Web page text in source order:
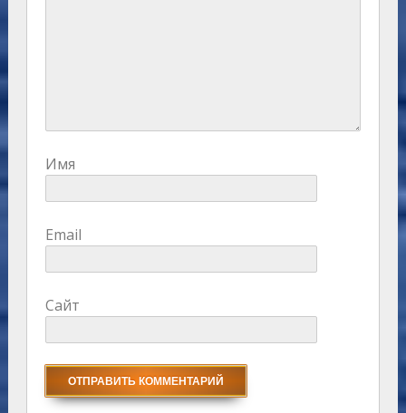
Имя
Email
Сайт